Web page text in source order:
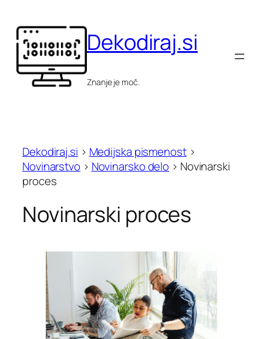
content
Dekodiraj.si
Znanje je moč.
Dekodiraj.si > Medijska pismenost>
Novinarstvo > Novinarsko delo > Novinarski
proces
Novinarski proces